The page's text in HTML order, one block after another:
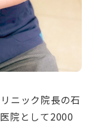
ニック院長の石
院として2000